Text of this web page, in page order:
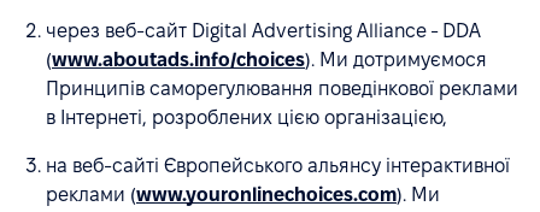
через веб-сайт Digital Advertising Alliance - DDA
(www.aboutads.info/choices). Ми дотримуємося
Принципів саморегулювання поведінкової реклами
в Інтернеті, розроблених цією організацією,
на веб-сайті Європейського альянсу інтерактивної
реклами (www.youronlinechoices.com). Ми